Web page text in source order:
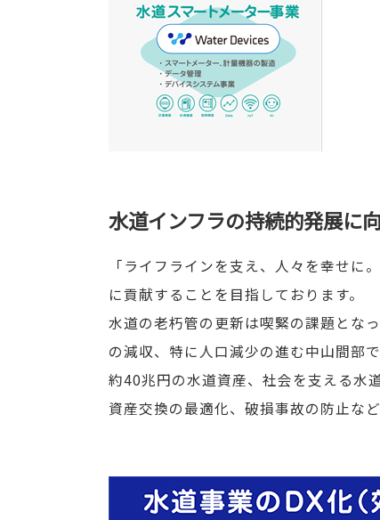
水道インフラの持続的発展に
「ライフラインを支え、人々を幸せ
に貢献することを目指しております。
水道の老朽管の更新は喫緊の課題とな
の減収、特に人口減少の進む中山間部
約40兆円の水道資産、社会を支える水
資産交換の最適化、破損事故の防止な